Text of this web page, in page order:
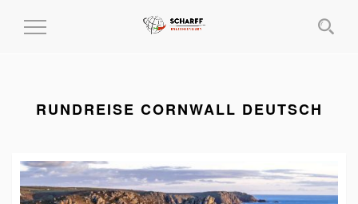
MENÜ
RUNDREISE CORNWALL DEUTSCH